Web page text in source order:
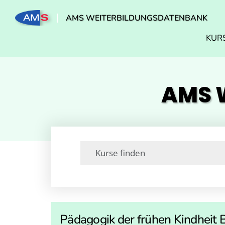
AMS WEITERBILDUNGSDATENBANK
AMS
Pädagogik der frühen Kindheit